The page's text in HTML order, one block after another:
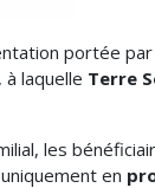
portée par
, à laquelle Terre
les
en